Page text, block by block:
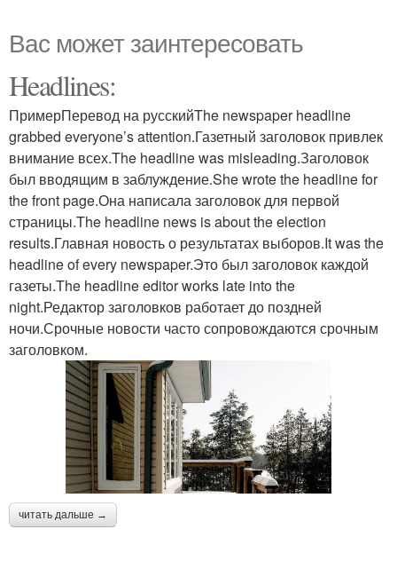
Вас может заинтересовать
Headlines:
ПримерПеревод на русскийThe newspaper headline
grabbed everyone’s attention.Газетный заголовок привлек
внимание всех.The headline was misleading.Заголовок
был вводящим в заблуждение.She wrote the headline for
the front page.Она написала заголовок для первой
страницы.The headline news is about the election
results.Главная новость о результатах выборов.It was the
headline of every newspaper.Это был заголовок каждой
газеты.The headline editor works late into the
night.Редактор заголовков работает до поздней
ночи.Срочные новости часто сопровождаются срочным
заголовком.
читать дальше →